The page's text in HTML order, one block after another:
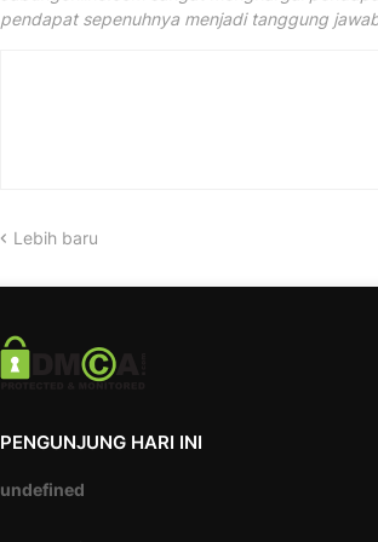
pendapat sepenuhnya menjadi tanggung
Lebih baru
PENGUNJUNG HARI INI
undefined